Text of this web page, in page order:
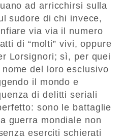
ad arricchirsi sulla
sudore di chi invece,
via via il numero
di “molti” vivi, oppure
Lorsignori; sì, per quei
del loro esclusivo
il mondo e
di delitti seriali
sono le battaglie
guerra mondiale non
eserciti schierati